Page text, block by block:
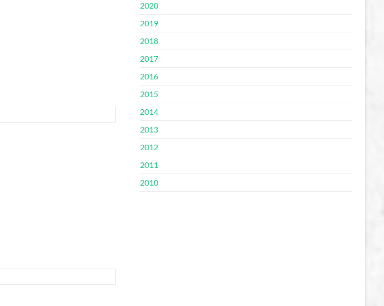
2020
2019
2018
2017
2016
2015
2014
2013
2012
2011
2010